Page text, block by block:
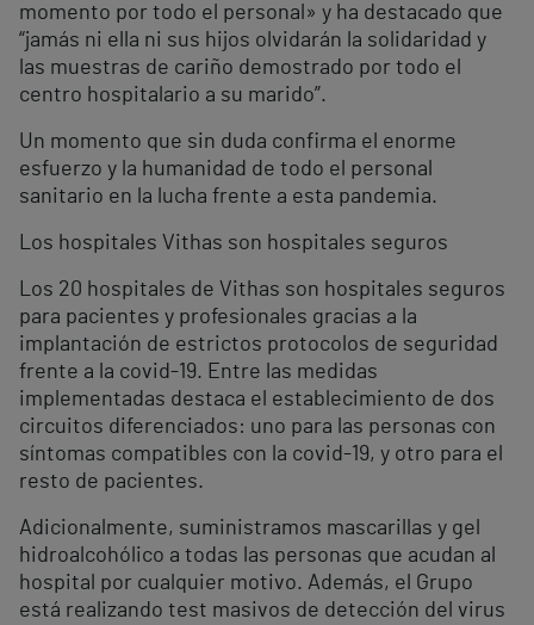
momento por todo el personal» y ha destacado que
“jamás ni ella ni sus hijos olvidarán la solidaridad y
las muestras de cariño demostrado por todo el
centro hospitalario a su marido”.
Un momento que sin duda confirma el enorme
esfuerzo y la humanidad de todo el personal
sanitario en la lucha frente a esta pandemia.
Los hospitales Vithas son hospitales seguros
Los 20 hospitales de Vithas son hospitales seguros
para pacientes y profesionales gracias a la
implantación de estrictos protocolos de seguridad
frente a la covid-19. Entre las medidas
implementadas destaca el establecimiento de dos
circuitos diferenciados: uno para las personas con
síntomas compatibles con la covid-19, y otro para el
resto de pacientes.
Adicionalmente, suministramos mascarillas y gel
hidroalcohólico a todas las personas que acudan al
hospital por cualquier motivo. Además, el Grupo
está realizando test masivos de detección del virus